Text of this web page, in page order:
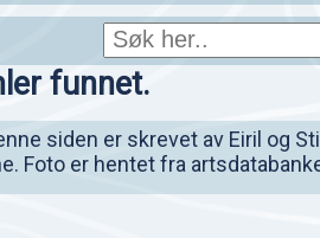
funnet.
siden er skrevet av Eiril og
Foto er hentet fra